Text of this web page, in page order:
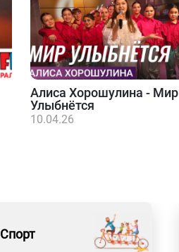
Алиса Хорошулина - Мир
Улыбнётся
10.04.26
Спорт